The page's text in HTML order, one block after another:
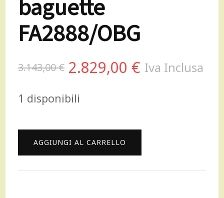
FA2888/OBG
3.143,00€ Il
era:
3.143,00 €.
2.829,00 € Il
è:
2.829,00 €.
Iva Inclusa
1 disponibili
Gianni
Carità
Anello
AGGIUNGI AL CARRELLO